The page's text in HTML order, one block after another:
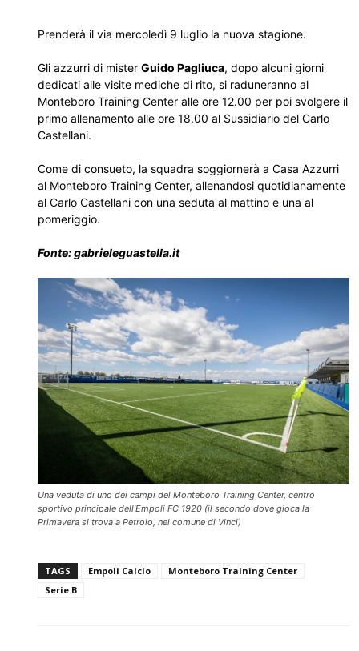
Prenderà il via mercoledì 9 luglio la nuova stagione.
Gli azzurri di mister Guido Pagliuca, dopo alcuni giorni
dedicati alle visite mediche di rito, si raduneranno al
Monteboro Training Center alle ore 12.00 per poi svolgere il
primo allenamento alle ore 18.00 al Sussidiario del Carlo
Castellani.
Come di consueto, la squadra soggiornerà a Casa Azzurri
al Monteboro Training Center, allenandosi quotidianamente
al Carlo Castellani con una seduta al mattino e una al
pomeriggio.
Fonte: gabrieleguastella.it
Una veduta di uno dei campi del Monteboro Training Center, centro
sportivo principale dell’Empoli FC 1920 (il secondo dove gioca la
Primavera si trova a Petroio, nel comune di Vinci)
TAGS Empoli Calcio
Monteboro Training Center
Serie B